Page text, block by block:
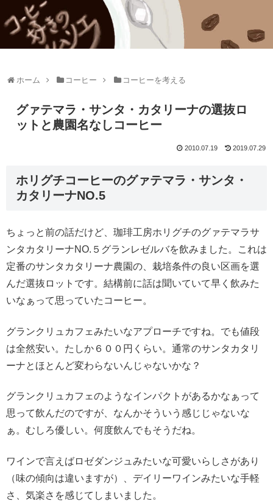
ホーム コーヒー コーヒーを考える
グァテマラ・サンタ・カタリーナの選抜ロ
ットと農園名なしコーヒー
2010.07.19 2019.07.29
ホリグチコーヒーのグァテマラ・サンタ・
カタリーナNO.5
ちょっと前の話だけど、珈琲工房ホリグチのグァテマラサ
ンタカタリーナNO.５グランレゼルバを飲みました。これは
定番のサンタカタリーナ農園の、栽培条件の良い区画を選
んだ選抜ロットです。結構前に話は聞いていて早く飲みた
いなぁって思っていたコーヒー。
グランクリュカフェみたいなアプローチですね。でも値段
は全然安い。たしか６００円くらい。通常のサンタカタリ
ーナとほとんど変わらないんじゃないかな？
グランクリュカフェのようなインパクトがあるかなぁって
思って飲んだのですが、なんかそういう感じじゃないな
ぁ。むしろ優しい。何度飲んでもそうだね。
ワインで言えばロゼダンジュみたいな可愛いらしさがあり
（味の傾向は違いますが）、デイリーワインみたいな手軽
さ、気楽さを感じてしまいました。